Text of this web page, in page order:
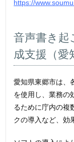
https://
⾳声書き起
成支援（愛
愛知県東郷市は、
を使用し、業務の
るために庁内の複
クの導入など、効